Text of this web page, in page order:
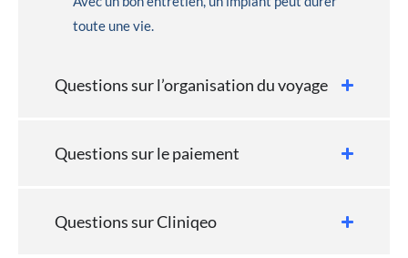
toute une vie.
Questions sur l’organisation du voyage
Questions sur le paiement
Questions sur Cliniqeo